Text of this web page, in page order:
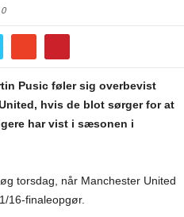
0
Pusic føler sig overbevist
hvis de blot sørger for at
har vist i sæsonen i
torsdag, når Manchester United
16-finaleopgør.